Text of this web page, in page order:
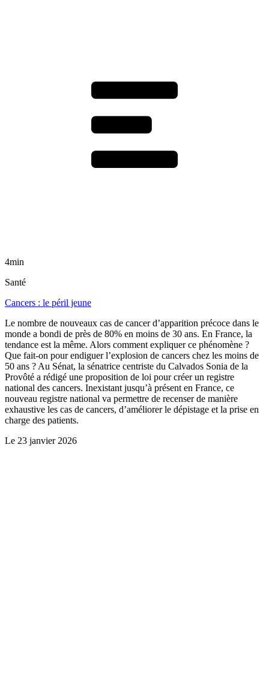
4min
Santé
Cancers : le péril jeune
Le nombre de nouveaux cas de cancer d’apparition précoce dans le
monde a bondi de près de 80% en moins de 30 ans. En France, la
tendance est la même. Alors comment expliquer ce phénomène ?
Que fait-on pour endiguer l’explosion de cancers chez les moins de
50 ans ? Au Sénat, la sénatrice centriste du Calvados Sonia de la
Provôté a rédigé une proposition de loi pour créer un registre
national des cancers. Inexistant jusqu’à présent en France, ce
nouveau registre national va permettre de recenser de manière
exhaustive les cas de cancers, d’améliorer le dépistage et la prise en
charge des patients.
Le 23 janvier 2026